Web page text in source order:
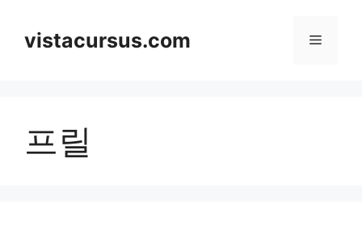
contentvistacursus.com Menu
프릴